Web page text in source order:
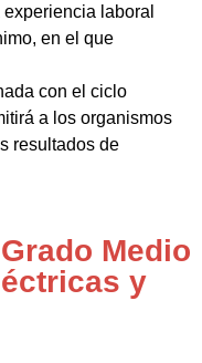
laboral
en el que
con el ciclo
a los organismos
resultados de
Medio
y